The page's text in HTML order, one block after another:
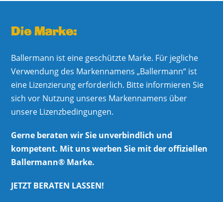
Die Marke:
Ballermann ist eine geschützte Marke. Für jegliche
Verwendung des Markennamens „Ballermann“ ist
eine Lizenzierung erforderlich. Bitte informieren Sie
sich vor Nutzung unseres Markennamens über
unsere Lizenzbedingungen.
Gerne beraten wir Sie unverbindlich und
kompetent. Mit uns werben Sie mit der offiziellen
Ballermann® Marke.
JETZT BERATEN LASSEN!